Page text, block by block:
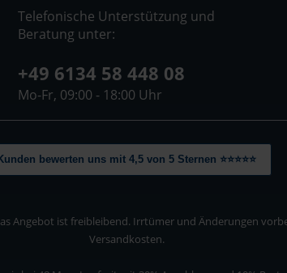
Telefonische Unterstützung und
Beratung unter:
+49 6134 58 448 08
Mo-Fr, 09:00 - 18:00 Uhr
Kunden bewerten uns mit 4,5 von 5 Sternen ⭐⭐⭐⭐⭐
Angebot ist freibleibend. Irrtümer und Änderungen
Versandkosten.